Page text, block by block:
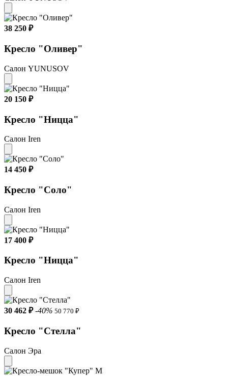
38 250 ₽
Кресло "Оливер"
Салон YUNUSOV
20 150 ₽
Кресло "Ницца"
Салон Iren
14 450 ₽
Кресло "Соло"
Салон Iren
17 400 ₽
Кресло "Ницца"
Салон Iren
30 462 ₽ -40% 50 770 ₽
Кресло "Стелла"
Салон Эра